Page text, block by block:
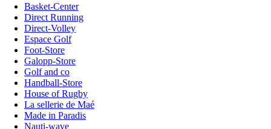
Basket-Center
Direct Running
Direct-Volley
Espace Golf
Foot-Store
Galopp-Store
Golf and co
Handball-Store
House of Rugby
La sellerie de Maé
Made in Paradis
Nauti-wave